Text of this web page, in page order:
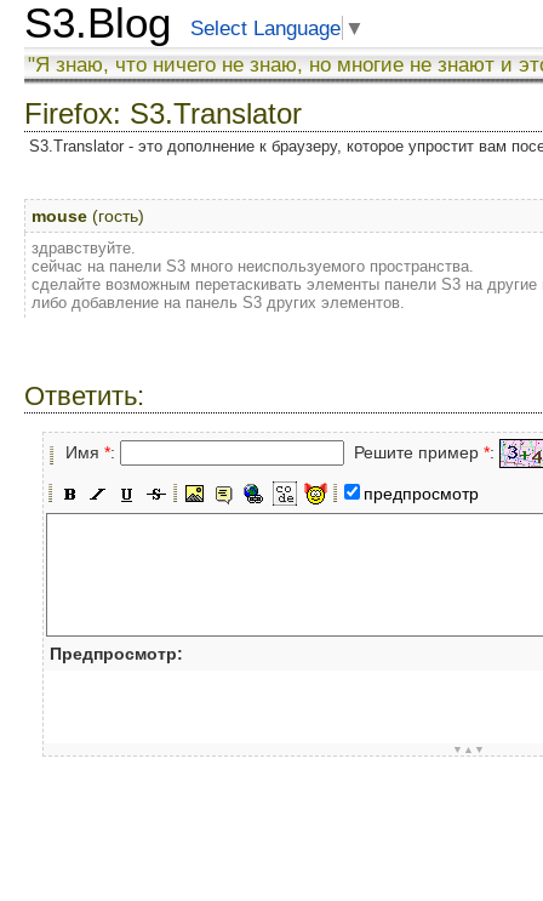
S3.Blog Select Language ▼
"Я знаю, что ничего не знаю, но многие не знают и
Firefox: S3.Translator
S3.Translator - это дополнение к браузеру, которое упростит вам
mouse (гость)
здравствуйте.
сейчас на панели S3 много неиспользуемого пространства.
сделайте возможным перетаскивать элементы панели S3 на другие
либо добавление на панель S3 других элементов.
Ответить:
Имя *: Решите пример *:
предпросмотр
Предпросмотр:
▼▲▼